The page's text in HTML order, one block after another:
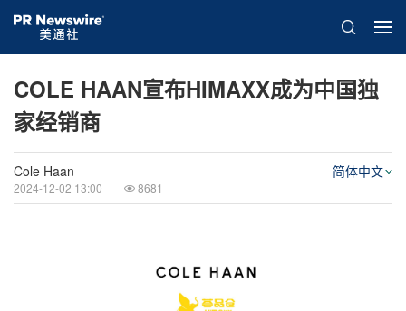
COLE HAAN宣布HIMAXX成为中国独
家经销商
Cole Haan
2024-12-02 13:00 8681
简体中文